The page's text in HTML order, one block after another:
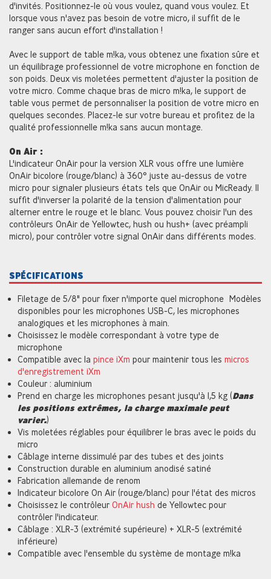
d'invités. Positionnez-le où vous voulez, quand vous voulez. Et
lorsque vous n'avez pas besoin de votre micro, il suffit de le
ranger sans aucun effort d'installation !
Avec le support de table m!ka, vous obtenez une fixation sûre et
un équilibrage professionnel de votre microphone en fonction de
son poids. Deux vis moletées permettent d'ajuster la position de
votre micro. Comme chaque bras de micro m!ka, le support de
table vous permet de personnaliser la position de votre micro en
quelques secondes. Placez-le sur votre bureau et profitez de la
qualité professionnelle m!ka sans aucun montage.
On Air :
L'indicateur OnAir pour la version XLR vous offre une lumière
OnAir bicolore (rouge/blanc) à 360° juste au-dessus de votre
micro pour signaler plusieurs états tels que OnAir ou MicReady. Il
suffit d'inverser la polarité de la tension d'alimentation pour
alterner entre le rouge et le blanc. Vous pouvez choisir l'un des
contrôleurs OnAir de Yellowtec, hush ou hush+ (avec préampli
micro), pour contrôler votre signal OnAir dans différents modes.
SPÉCIFICATIONS
Filetage de 5/8" pour fixer n'importe quel microphone Modèles
disponibles pour les microphones USB-C, les microphones
analogiques et les microphones à main.
Choisissez le modèle correspondant à votre type de
microphone
Compatible avec lapince iXm pour maintenir tous lesmicros
d'enregistrement iXm
Couleur : aluminium
Prend en charge les microphones pesant jusqu'à 1,5 kg (Dans
les positions extrêmes, la charge maximale peut
varier.)
Vis moletées réglables pour équilibrer le bras avec le poids du
micro
Câblage interne dissimulé par des tubes et des joints
Construction durable en aluminium anodisé satiné
Fabrication allemande de renom
Indicateur bicolore On Air (rouge/blanc) pour l'état des micros
Choisissez le contrôleurOnAir hush de Yellowtec pour
contrôler l'indicateur.
Câblage : XLR-3 (extrémité supérieure) + XLR-5 (extrémité
inférieure)
Compatible avec l'ensemble du système de montage m!ka